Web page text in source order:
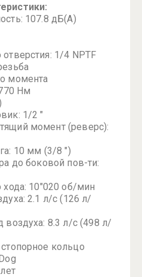
107.8 дБ(A)
1/4 NPTF
момента
Нм
1/2 "
момент (реверс):
10 мм (3/8 ")
до боковой пов-ти:
хода: 10"020 об/мин
2.1 л/с (126 л/
воздуха: 8.3 л/с (498 л/
кольцо